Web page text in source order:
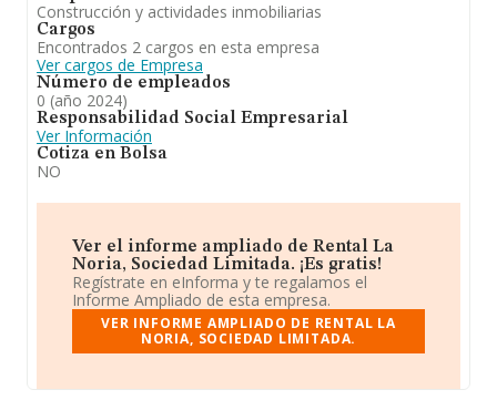
Construcción y actividades inmobiliarias
Cargos
Encontrados 2 cargos en esta empresa
Ver cargos de Empresa
Número de empleados
0 (año 2024)
Responsabilidad Social Empresarial
Ver Información
Cotiza en Bolsa
NO
Ver el informe ampliado de Rental La
Noria, Sociedad Limitada. ¡Es gratis!
Regístrate en eInforma y te regalamos el
Informe Ampliado de esta empresa.
VER INFORME AMPLIADO DE RENTAL LA
NORIA, SOCIEDAD LIMITADA.